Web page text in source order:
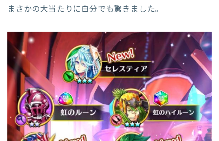
まさかの大当たりに自分でも驚きました。